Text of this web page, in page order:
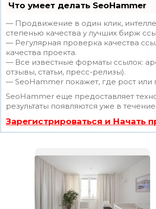
Что умеет делать SeoHammer
— Продвижение в один клик,
степенью качества у лучших бирж
— Регулярная проверка качества
качества проекта.
— Все известные форматы ссылок:
отзывы, статьи, пресс-релизы).
— SeoHammer покажет, где рост или
SeoHammer еще предоставляет
результаты появляются уже в
Зарегистрироваться и Начать